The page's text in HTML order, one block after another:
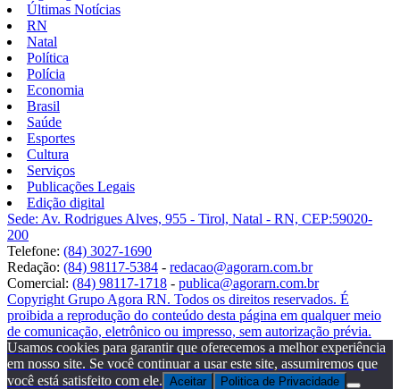
Últimas Notícias
RN
Natal
Política
Polícia
Economia
Brasil
Saúde
Esportes
Cultura
Serviços
Publicações Legais
Edição digital
Sede: Av. Rodrigues Alves, 955 - Tirol, Natal - RN, CEP:59020-
200
Telefone: (84) 3027-1690
Redação: (84) 98117-5384 - redacao@agorarn.com.br
Comercial: (84) 98117-1718 - publica@agorarn.com.br
Copyright Grupo Agora RN. Todos os direitos reservados. É
proibida a reprodução do conteúdo desta página em qualquer meio
de comunicação, eletrônico ou impresso, sem autorização prévia.
Usamos cookies para garantir que oferecemos a melhor experiência
em nosso site. Se você continuar a usar este site, assumiremos que
você está satisfeito com ele. Aceitar Politica de Privacidade